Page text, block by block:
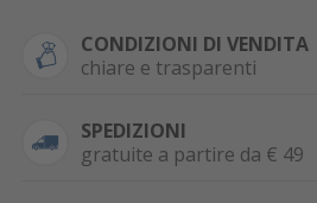
CONDIZIONI DI VENDITA
chiare e trasparenti
SPEDIZIONI
gratuite a partire da € 49